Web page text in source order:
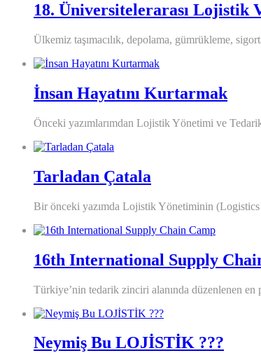
18. Üniversitelerarası Lojistik
Ülkemiz taşımacılık, depolama, gümrükleme,
İnsan Hayatını Kurtarmak
Önceki yazımlarımdan Lojistik Yönetimi ve
Tarladan Çatala
Bir önceki yazımda Lojistik Yönetiminin
16th International Supply
Türkiye’nin tedarik zinciri alanında düzenlenen
Neymiş Bu LOJİSTİK ???